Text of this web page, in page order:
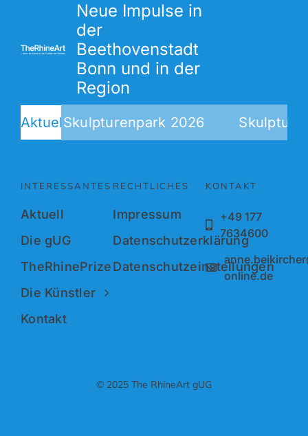
Neue Impulse in
der
Beethovenstadt
Bonn und in der
Region
AktuellSkulpturenpark 2026
INTERESSANTES
Aktuell
Die gUG
TheRhinePrize
Die Künstler
Kontakt
RECHTLICHES
Impressum
Datenschutzerklärung
Datenschutzeinstellungen
KONTAKT
+49 177
7634600
online.de
© 2025 The RhineArt gUG